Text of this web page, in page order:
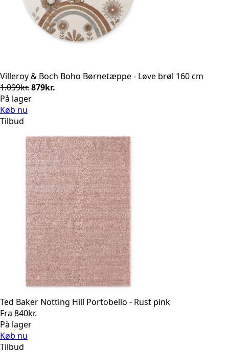
Villeroy & Boch Boho Børnetæppe - Løve brøl 160 cm
1.099kr.Den
oprindelige
879kr.
På lager
Køb nu
Tilbud
Ted Baker Notting Hill Portobello - Rust pink
Fra 840kr.
På lager
Køb nu
Tilbud